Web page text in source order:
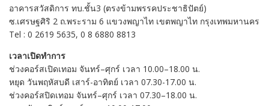
อาคารสวัสดิการ ทบ.ชั้น3 (ตรงข้ามพรรคประชาธิปัตย์)
ซ.เศรษฐศิริ 2 ถ.พระราม 6 แขวงพญาไท เขตพญาไท กรุงเทพมหานคร
Tel : 0 2619 5635, 0 8 6880 8813
เวลาเปิดทำการ
ช่วงคอร์สเปิดเทอม จันทร์–ศุกร์ เวลา 10.00–18.00 น.
หยุด วันพฤหัสบดี เสาร์-อาทิตย์ เวลา 07.30-17.00 น.
ช่วงคอร์สปิดเทอม จันทร์–ศุกร์ เวลา 07.30–18.00 น.